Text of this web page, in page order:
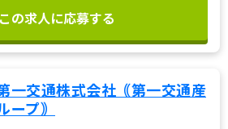
この求人に応募する
一交通株式会社｟第一交通産
ープ｠